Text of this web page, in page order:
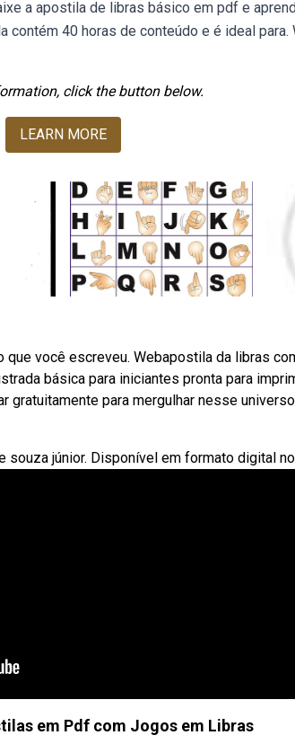
a apostila de libras básico em pdf e
40 horas de conteúdo e é ideal para.
click the button below.
LEARN MORE
que você escreveu. Webapostila da libras
básica para iniciantes pronta para
para mergulhar nesse
júnior. Disponível em formato digital
em Pdf com Jogos em Libras